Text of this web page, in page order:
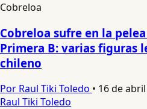
Cobreloa
Cobreloa sufre en la
Primera B: varias figuras
chileno
Por Raul Tiki Toledo • 16 de
Raul Tiki Toledo